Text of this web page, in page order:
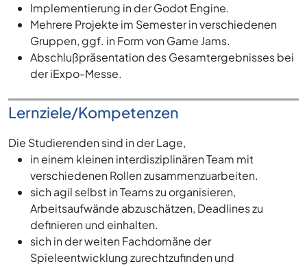
Implementierung in der Godot Engine.
Mehrere Projekte im Semester in verschiedenen
Gruppen, ggf. in Form von Game Jams.
Abschlußpräsentation des Gesamtergebnisses bei
der iExpo-Messe.
Lernziele/Kompetenzen
Die Studierenden sind in der Lage,
in einem kleinen interdisziplinären Team mit
verschiedenen Rollen zusammenzuarbeiten.
sich agil selbst in Teams zu organisieren,
Arbeitsaufwände abzuschätzen, Deadlines zu
definieren und einhalten.
sich in der weiten Fachdomäne der
Spieleentwicklung zurechtzufinden und